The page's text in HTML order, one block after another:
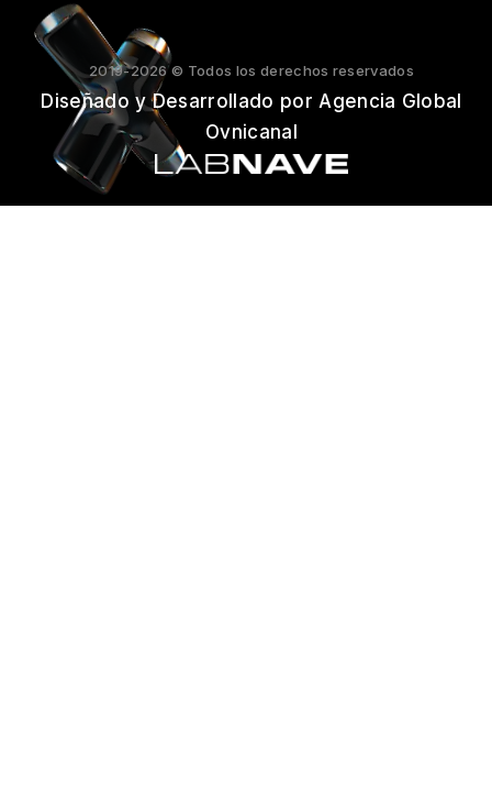
2019-2026 © Todos los derechos reservados
Diseñado y Desarrollado por Agencia Global
Ovnicanal